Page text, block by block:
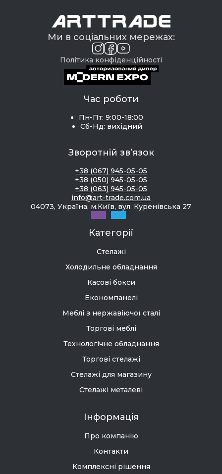
Ми в соціальних мережах:
Політика конфіденційності
Час роботи
Пн-Пт: 9:00-18:00
Сб-Нд: вихідний
Зворотній зв’язок
+38 (067) 945-05-05
+38 (050) 945-05-05
+38 (063) 945-05-05
info@art-trade.com.ua
04073, Україна, м.Київ, вул. Куренівська 27
Категорії
Стелажі
Холодильне обладнання
Касові бокси
Економпанелі
Меблі з нержавіючої сталі
Торгові меблі
Технологічне обладнання
Торгові стелажі
Стелажі для магазину
Стелажі металеві
Інформація
Про компанію
Контакти
Комплексні рішення